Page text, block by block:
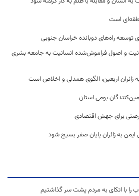
است
و اصول فراموش‌شده انسانیت به جامعه بشری
اربعین، الگوی همدلی و اخلاص است
بومی استان
برای جهش اقتصادی
به زائران پایان صفر بسیج شود
را با اتکای به مردم پشت سر گذاشتیم